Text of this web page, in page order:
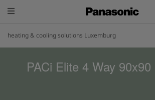
heating & cooling solutions Luxemburg
PACi Elite 4 Way 90x90